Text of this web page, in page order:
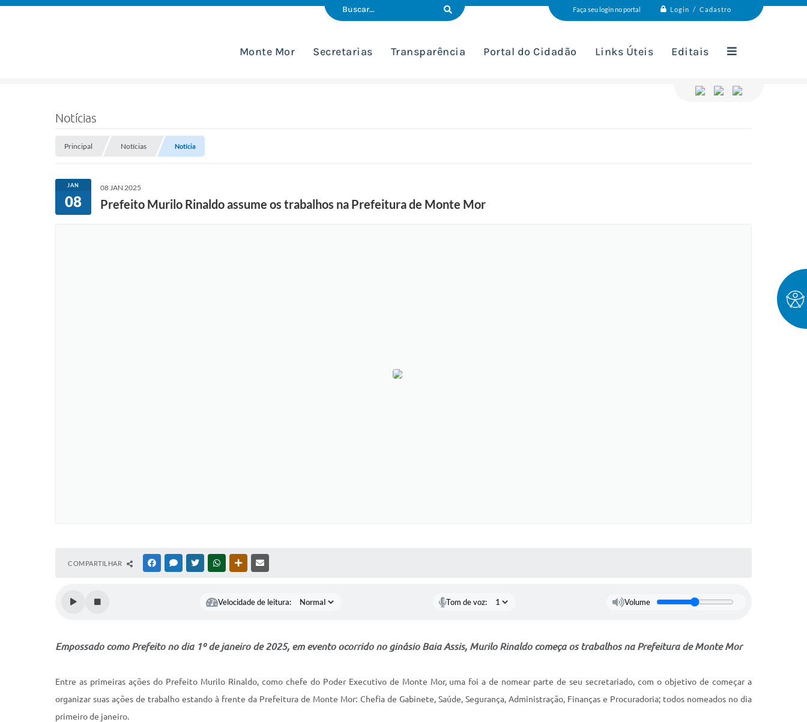
Faça seu login no portal Login / Cadastro
Monte Mor Secretarias Transparência Portal do Cidadão Links Úteis Editais
Notícias
Principal Notícias Notícia
JAN
08
08 JAN 2025
Prefeito Murilo Rinaldo assume os trabalhos na Prefeitura de Monte Mor
COMPARTILHAR FACEBOOKMESSENGER
TWITTERWHATSAPPOUTRAS MÍDIAS
Velocidade de leitura: Tom de voz: Volume
Empossado como Prefeito no dia 1º de janeiro de 2025, em evento ocorrido no ginásio Baia Assis, Murilo Rinaldo começa os trabalhos na Prefeitura de Monte Mor
Entre as primeiras ações do Prefeito Murilo Rinaldo, como chefe do Poder Executivo de Monte Mor, uma foi a de nomear parte de seu secretariado, com o objetivo de começar a
organizar suas ações de trabalho estando à frente da Prefeitura de Monte Mor: Chefia de Gabinete, Saúde, Segurança, Administração, Finanças e Procuradoria; todos nomeados no dia
primeiro de janeiro.